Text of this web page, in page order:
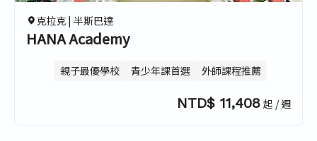
克拉克 | 半斯巴達
HANA Academy
親子最優學校 青少年課首選 外師課程推薦
NTD$ 11,408 起 / 週